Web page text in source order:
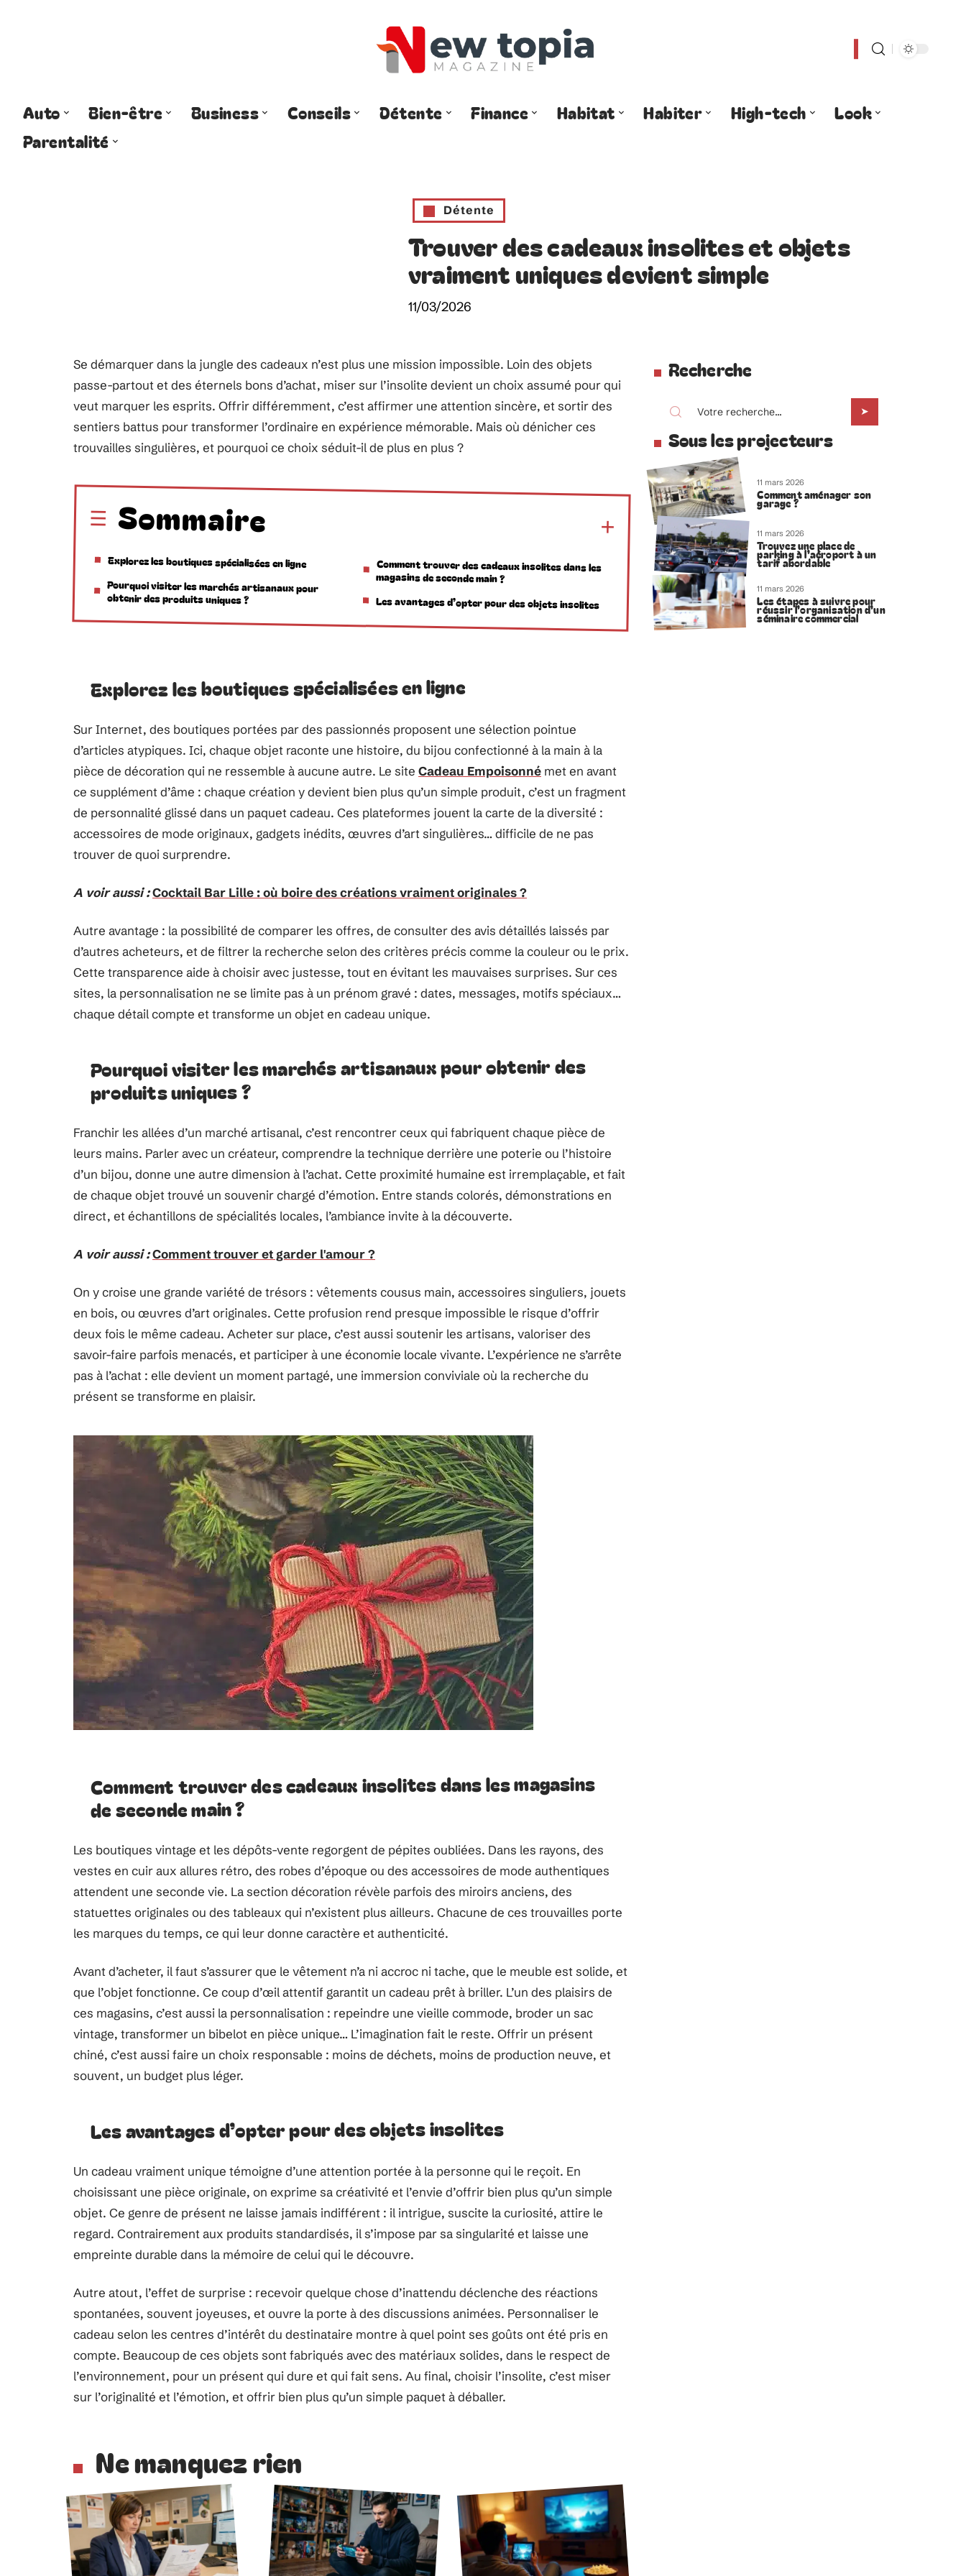
Auto Bien-être Business Conseils Détente Finance Habitat Habiter High-tech
Look
Parentalité
Détente
Trouver des cadeaux insolites et objets
vraiment uniques devient simple
11/03/2026
Se démarquer dans la jungle des cadeaux n’est plus une mission impossible. Loin des objets
passe-partout et des éternels bons d’achat, miser sur l’insolite devient un choix assumé pour qui
veut marquer les esprits. Offrir différemment, c’est affirmer une attention sincère, et sortir des
sentiers battus pour transformer l’ordinaire en expérience mémorable. Mais où dénicher ces
trouvailles singulières, et pourquoi ce choix séduit-il de plus en plus ?
Sommaire
Explorez les boutiques spécialisées en ligne
Pourquoi visiter les marchés artisanaux pour
obtenir des produits uniques ?
Comment trouver des cadeaux insolites dans les
magasins de seconde main ?
Les avantages d’opter pour des objets insolites
Explorez les boutiques spécialisées en ligne
Sur Internet, des boutiques portées par des passionnés proposent une sélection pointue
d’articles atypiques. Ici, chaque objet raconte une histoire, du bijou confectionné à la main à la
pièce de décoration qui ne ressemble à aucune autre. Le site Cadeau Empoisonné met en avant
ce supplément d’âme : chaque création y devient bien plus qu’un simple produit, c’est un fragment
de personnalité glissé dans un paquet cadeau. Ces plateformes jouent la carte de la diversité :
accessoires de mode originaux, gadgets inédits, œuvres d’art singulières… difficile de ne pas
trouver de quoi surprendre.
A voir aussi :Cocktail Bar Lille : où boire des créations vraiment originales ?
Autre avantage : la possibilité de comparer les offres, de consulter des avis détaillés laissés par
d’autres acheteurs, et de filtrer la recherche selon des critères précis comme la couleur ou le prix.
Cette transparence aide à choisir avec justesse, tout en évitant les mauvaises surprises. Sur ces
sites, la personnalisation ne se limite pas à un prénom gravé : dates, messages, motifs spéciaux…
chaque détail compte et transforme un objet en cadeau unique.
Pourquoi visiter les marchés artisanaux pour obtenir des
produits uniques ?
Franchir les allées d’un marché artisanal, c’est rencontrer ceux qui fabriquent chaque pièce de
leurs mains. Parler avec un créateur, comprendre la technique derrière une poterie ou l’histoire
d’un bijou, donne une autre dimension à l’achat. Cette proximité humaine est irremplaçable, et fait
de chaque objet trouvé un souvenir chargé d’émotion. Entre stands colorés, démonstrations en
direct, et échantillons de spécialités locales, l’ambiance invite à la découverte.
A voir aussi :Comment trouver et garder l'amour ?
On y croise une grande variété de trésors : vêtements cousus main, accessoires singuliers, jouets
en bois, ou œuvres d’art originales. Cette profusion rend presque impossible le risque d’offrir
deux fois le même cadeau. Acheter sur place, c’est aussi soutenir les artisans, valoriser des
savoir-faire parfois menacés, et participer à une économie locale vivante. L’expérience ne s’arrête
pas à l’achat : elle devient un moment partagé, une immersion conviviale où la recherche du
présent se transforme en plaisir.
Comment trouver des cadeaux insolites dans les magasins
de seconde main ?
Les boutiques vintage et les dépôts-vente regorgent de pépites oubliées. Dans les rayons, des
vestes en cuir aux allures rétro, des robes d’époque ou des accessoires de mode authentiques
attendent une seconde vie. La section décoration révèle parfois des miroirs anciens, des
statuettes originales ou des tableaux qui n’existent plus ailleurs. Chacune de ces trouvailles porte
les marques du temps, ce qui leur donne caractère et authenticité.
Avant d’acheter, il faut s’assurer que le vêtement n’a ni accroc ni tache, que le meuble est solide, et
que l’objet fonctionne. Ce coup d’œil attentif garantit un cadeau prêt à briller. L’un des plaisirs de
ces magasins, c’est aussi la personnalisation : repeindre une vieille commode, broder un sac
vintage, transformer un bibelot en pièce unique… L’imagination fait le reste. Offrir un présent
chiné, c’est aussi faire un choix responsable : moins de déchets, moins de production neuve, et
souvent, un budget plus léger.
Les avantages d’opter pour des objets insolites
Un cadeau vraiment unique témoigne d’une attention portée à la personne qui le reçoit. En
choisissant une pièce originale, on exprime sa créativité et l’envie d’offrir bien plus qu’un simple
objet. Ce genre de présent ne laisse jamais indifférent : il intrigue, suscite la curiosité, attire le
regard. Contrairement aux produits standardisés, il s’impose par sa singularité et laisse une
empreinte durable dans la mémoire de celui qui le découvre.
Autre atout, l’effet de surprise : recevoir quelque chose d’inattendu déclenche des réactions
spontanées, souvent joyeuses, et ouvre la porte à des discussions animées. Personnaliser le
cadeau selon les centres d’intérêt du destinataire montre à quel point ses goûts ont été pris en
compte. Beaucoup de ces objets sont fabriqués avec des matériaux solides, dans le respect de
l’environnement, pour un présent qui dure et qui fait sens. Au final, choisir l’insolite, c’est miser
sur l’originalité et l’émotion, et offrir bien plus qu’un simple paquet à déballer.
Ne manquez rien
Recherche
Sous les projecteurs
11 mars 2026
Comment aménager son
garage ?
11 mars 2026
Trouvez une place de
parking à l’aéroport à un
tarif abordable
11 mars 2026
Les étapes à suivre pour
réussir l’organisation d’un
séminaire commercial